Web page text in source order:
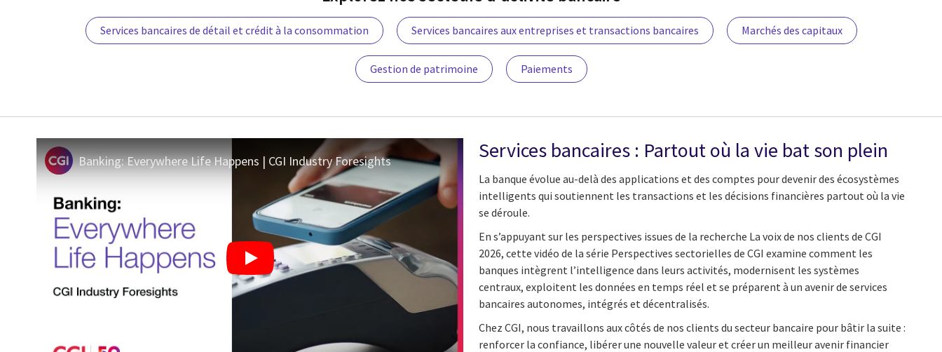
Services bancaires de détail et crédit à la consommation Services bancaires aux entreprises et transactions bancaires Marchés des capitaux
Gestion de patrimoine Paiements
Banking: Everywhere Life Happens | CGI Industry Foresights Services bancaires : Partout où la vie bat son plein
La banque évolue au-delà des applications et des comptes pour devenir des écosystèmes
intelligents qui soutiennent les transactions et les décisions financières partout où la vie
se déroule.
En s’appuyant sur les perspectives issues de la recherche La voix de nos clients de CGI
2026, cette vidéo de la série Perspectives sectorielles de CGI examine comment les
banques intègrent l’intelligence dans leurs activités, modernisent les systèmes
centraux, exploitent les données en temps réel et se préparent à un avenir de services
bancaires autonomes, intégrés et décentralisés.
Chez CGI, nous travaillons aux côtés de nos clients du secteur bancaire pour bâtir la suite :
renforcer la confiance, libérer une nouvelle valeur et créer un meilleur avenir financier